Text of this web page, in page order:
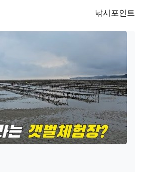
등록자
낚시포인트